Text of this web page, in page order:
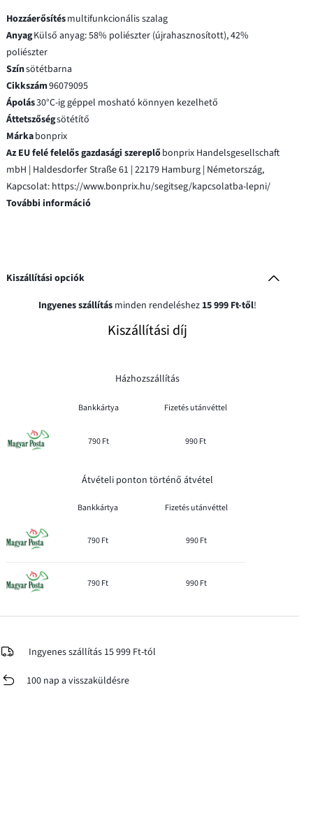
Hozzáerősítésmultifunkcionális szalag
AnyagKülső anyag: 58% poliészter (újrahasznosított), 42%
poliészter
Színsötétbarna
Cikkszám96079095
Ápolás30°C-ig géppel mosható könnyen kezelhető
Áttetszőségsötétítő
Márkabonprix
Az EU felé felelős gazdasági szereplőbonprix Handelsgesellschaft
mbH | Haldesdorfer Straße 61 | 22179 Hamburg | Németország,
Kapcsolat: https://www.bonprix.hu/segitseg/kapcsolatba-lepni/
További információ
Kiszállítási opciók
Ingyenes szállításminden rendeléshez 15 999 Ft-től!
Kiszállítási díj
Házhozszállítás
Bankkártya Fizetés utánvéttel
790 Ft 990 Ft
Átvételi ponton történő átvétel
Bankkártya Fizetés utánvéttel
790 Ft 990 Ft
790 Ft 990 Ft
Ingyenes szállítás 15 999 Ft-tól
100 nap a visszaküldésre